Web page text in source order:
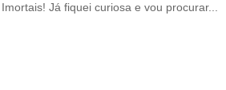
Já fiquei curiosa e vou procurar...